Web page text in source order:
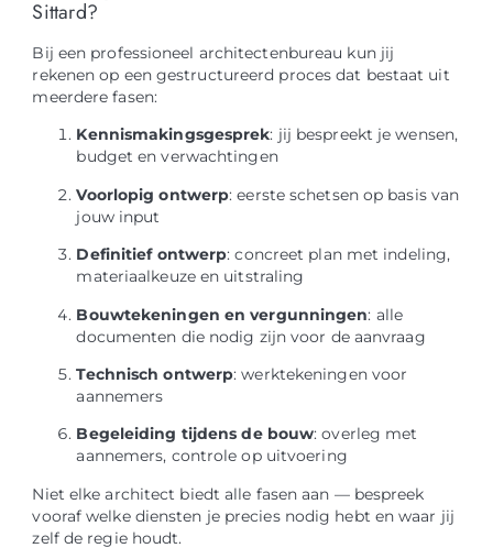
Sittard?
Bij een professioneel architectenbureau kun jij
rekenen op een gestructureerd proces dat bestaat uit
meerdere fasen:
Kennismakingsgesprek: jij bespreekt je wensen,
budget en verwachtingen
Voorlopig ontwerp: eerste schetsen op basis van
jouw input
Definitief ontwerp: concreet plan met indeling,
materiaalkeuze en uitstraling
Bouwtekeningen en vergunningen: alle
documenten die nodig zijn voor de aanvraag
Technisch ontwerp: werktekeningen voor
aannemers
Begeleiding tijdens de bouw: overleg met
aannemers, controle op uitvoering
Niet elke architect biedt alle fasen aan — bespreek
vooraf welke diensten je precies nodig hebt en waar jij
zelf de regie houdt.